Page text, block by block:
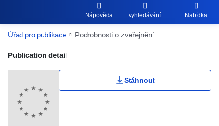
Nápověda vyhledávání Nabídka
Úřad pro publikace Podrobnosti o zveřejnění
Publication Detail Actions Portlet
Publication detail
Stáhnout